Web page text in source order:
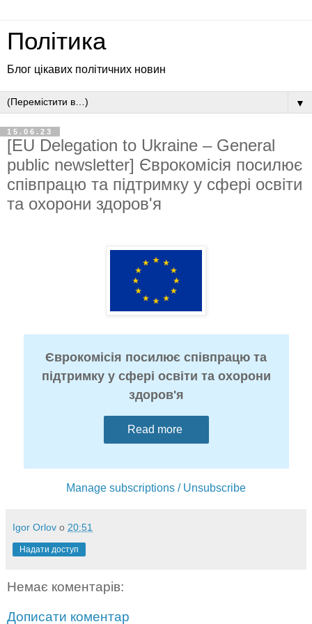
Політика
Блог цікавих політичних новин
▼
15.06.23
[EU Delegation to Ukraine – General
public newsletter] Єврокомісія посилює
співпрацю та підтримку у сфері освіти
та охорони здоров'я
Єврокомісія посилює співпрацю та
підтримку у сфері освіти та охорони
здоров'я
Read more
Manage subscriptions / Unsubscribe
Igor Orlov о 20:51
Надати доступ
Немає коментарів:
Дописати коментар